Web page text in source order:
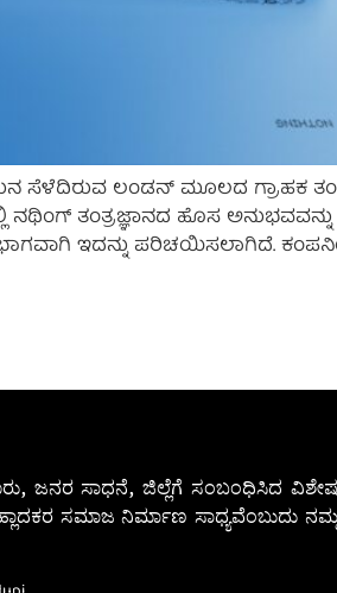
ಸೆಳೆದಿರುವ ಲಂಡನ್ ಮೂಲದ ಗ್ರಾಹಕ
ತಂತ್ರಜ್ಞಾನದ ಹೊಸ ಅನುಭವವನ್ನು
ಇದನ್ನು ಪರಿಚಯಿಸಲಾಗಿದೆ.
ಜನರ ಸಾಧನೆ, ಜಿಲ್ಲೆಗೆ ಸಂಬಂಧಿಸಿದ
ಸಮಾಜ ನಿರ್ಮಾಣ ಸಾಧ್ಯವೆಂಬುದು